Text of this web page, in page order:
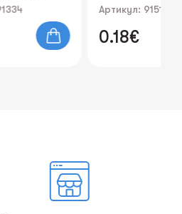
Артикул: 91515
0.18€